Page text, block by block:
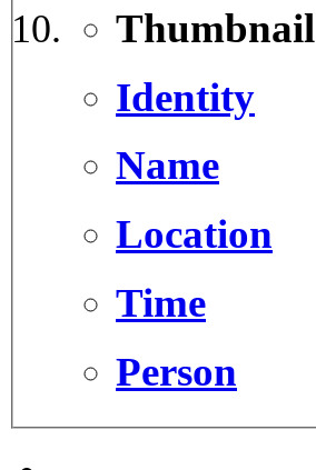
Thumbnail
Identity
Name
Location
Time
Person